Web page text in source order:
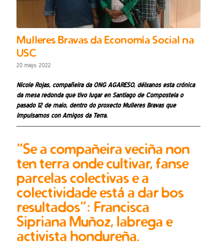
Mulleres Bravas da Economía Social na
USC
20 mayo, 2022
Nicole Rojas, compañeira da ONG AGARESO, déixanos esta crónica
da mesa redonda que tivo lugar en Santiago de Compostela o
pasado 12 de maio, dentro do proxecto Mulleres Bravasque
impulsamos con Amigos da Terra.
“Se a compañeira veciña non
ten terra onde cultivar, fanse
parcelas colectivas e a
colectividade está a dar bos
resultados”: Francisca
Sipriana Muñoz, labrega e
activista hondureña.